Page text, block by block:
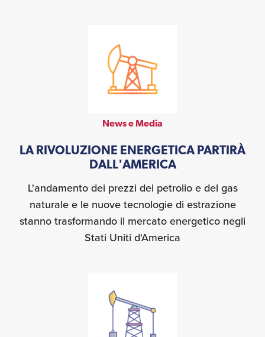
News e Media
LA RIVOLUZIONE ENERGETICA PARTIRÀ
DALL'AMERICA
L'andamento dei prezzi del petrolio e del gas
naturale e le nuove tecnologie di estrazione
stanno trasformando il mercato energetico negli
Stati Uniti d'America